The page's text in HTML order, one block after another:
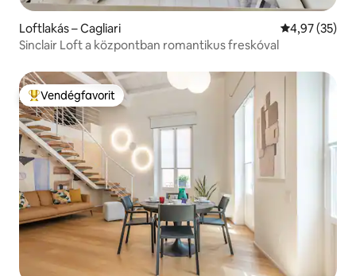
Loftlakás – Cagliari Átlagos
4,97 (35)
Sinclair Loft a központban romantikus freskóval
Kiemelt vendégfavorit
Vendégfavorit